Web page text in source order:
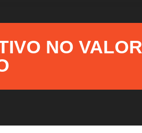
NO VALOR